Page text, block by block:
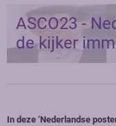
ASCO23 -
de kijker
In deze ‘Nederlandse